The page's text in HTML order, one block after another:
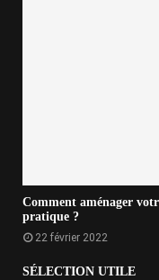
Comment aménager
pratique ?
22 février 2022
SÉLECTION UTILE